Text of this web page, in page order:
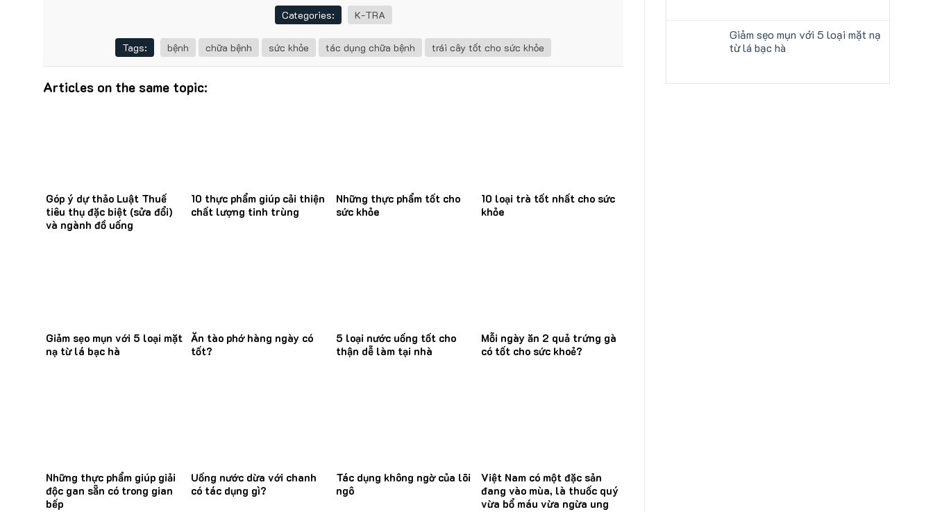
Categories: K-TRA
Tags: bệnh chữa bệnh sức khỏe tác dụng chữa bệnh trái cây tốt cho sức khỏe
Articles on the same topic:
Góp ý dự thảo Luật Thuế
tiêu thụ đặc biệt (sửa đổi)
và ngành đồ uống
10 thực phẩm giúp cải thiện
chất lượng tinh trùng
Những thực phẩm tốt cho
sức khỏe
10 loại trà tốt nhất cho sức
khỏe
Giảm sẹo mụn với 5 loại mặt
nạ từ lá bạc hà
Ăn tào phớ hàng ngày có
tốt?
5 loại nước uống tốt cho
thận dễ làm tại nhà
Mỗi ngày ăn 2 quả trứng gà
có tốt cho sức khoẻ?
Những thực phẩm giúp giải
độc gan sẵn có trong gian
bếp
Uống nước dừa với chanh
có tác dụng gì?
Tác dụng không ngờ của lõi
ngô
Việt Nam có một đặc sản
đang vào mùa, là thuốc quý
vừa bổ máu vừa ngừa ung
Giảm sẹo mụn với 5 loại mặt nạ
từ lá bạc hà